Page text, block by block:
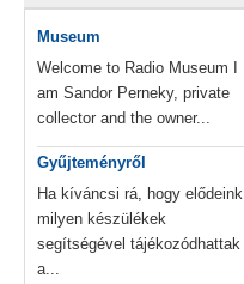
Museum
Welcome to Radio Museum I
am Sandor Perneky, private
collector and the owner...
Gyűjteményről
Ha kíváncsi rá, hogy elődeink
milyen készülékek
segítségével tájékozódhattak
a...